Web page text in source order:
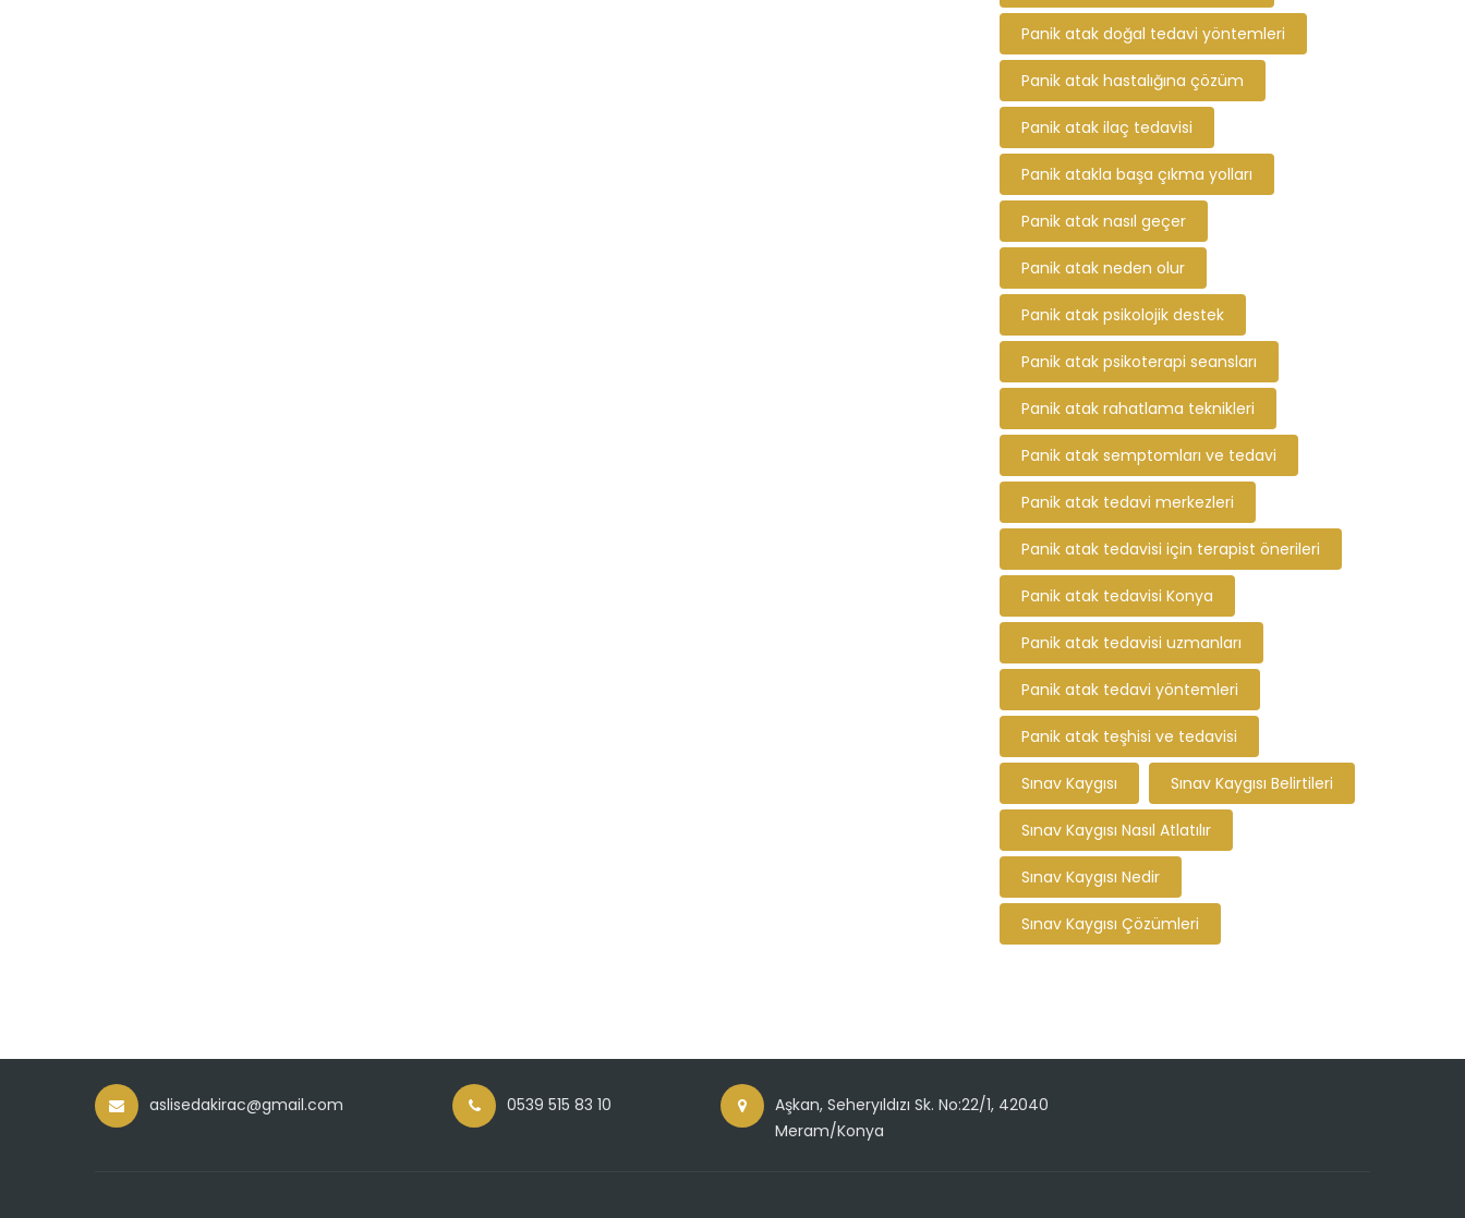
Panik atak doğal tedavi yöntemleri
Panik atak hastalığına çözüm
Panik atak ilaç tedavisi
Panik atakla başa çıkma yolları
Panik atak nasıl geçer
Panik atak neden olur
Panik atak psikolojik destek
Panik atak psikoterapi seansları
Panik atak rahatlama teknikleri
Panik atak semptomları ve tedavi
Panik atak tedavi merkezleri
Panik atak tedavisi için terapist önerileri
Panik atak tedavisi Konya
Panik atak tedavisi uzmanları
Panik atak tedavi yöntemleri
Panik atak teşhisi ve tedavisi
Sınav Kaygısı Sınav Kaygısı Belirtileri
Sınav Kaygısı Nasıl Atlatılır
Sınav Kaygısı Nedir
Sınav Kaygısı Çözümleri
aslisedakirac@gmail.com 0539 515 83 10
Aşkan, Seheryıldızı Sk. No:22/1, 42040
Meram/Konya